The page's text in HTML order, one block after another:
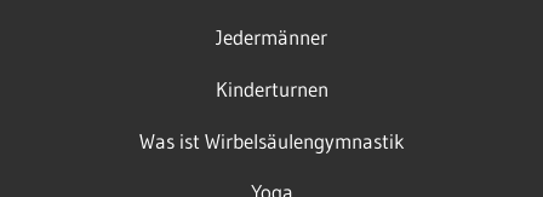
Jedermänner
Kinderturnen
Was ist Wirbelsäulengymnastik
Yoga